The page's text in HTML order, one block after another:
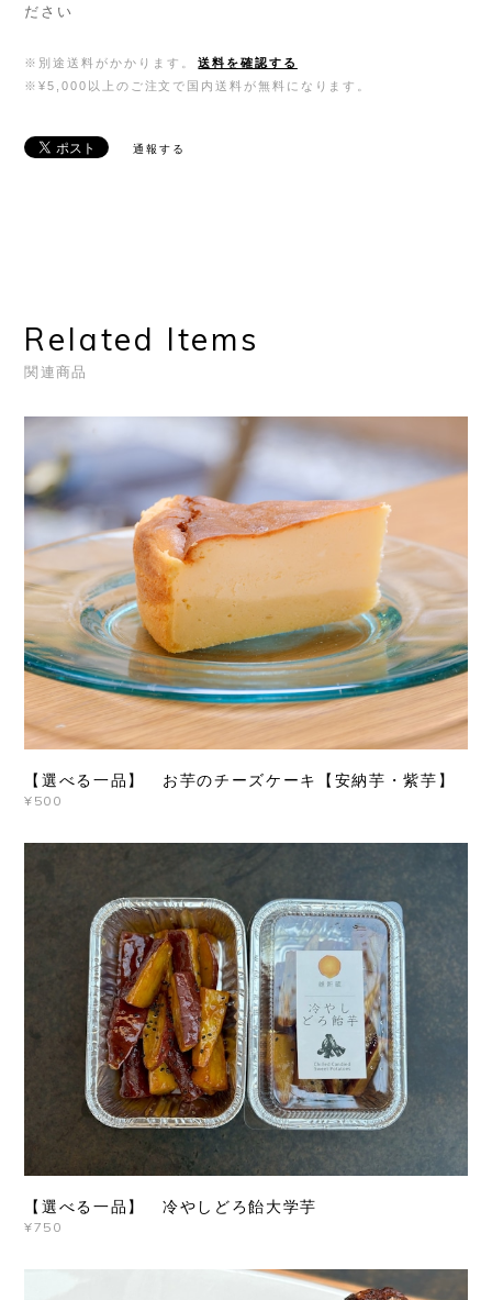
ださい
※別途送料がかかります。
送料を確認する
※¥5,000以上のご注文で国内送料が無料になります。
通報する
Related Items
関連商品
【選べる一品】 お芋のチーズケーキ【安納芋・紫芋】
¥500
【選べる一品】 冷やしどろ飴大学芋
¥750